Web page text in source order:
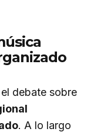
debate sobre
. A lo largo